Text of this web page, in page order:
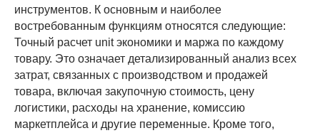
инструментов. К основным и наиболее
востребованным функциям относятся следующие:
Точный расчет unit экономики и маржа по каждому
товару. Это означает детализированный анализ всех
затрат, связанных с производством и продажей
товара, включая закупочную стоимость, цену
логистики, расходы на хранение, комиссию
маркетплейса и другие переменные. Кроме того,